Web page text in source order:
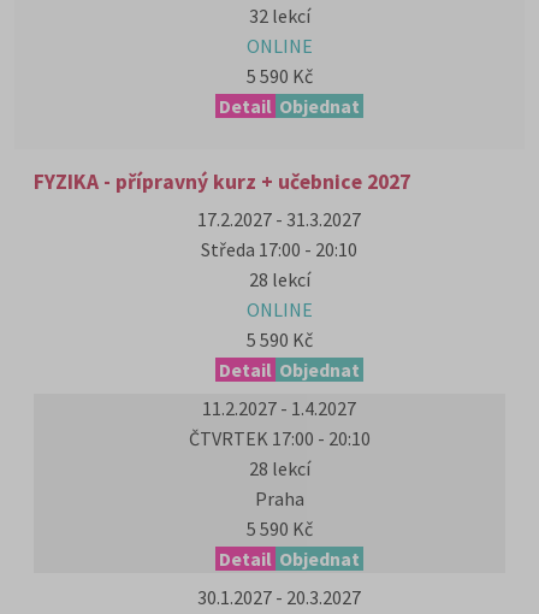
32 lekcí
ONLINE
5 590 Kč
Detail Objednat
FYZIKA - přípravný kurz + učebnice 2027
17.2.2027 - 31.3.2027
Středa 17:00 - 20:10
28 lekcí
ONLINE
5 590 Kč
Detail Objednat
11.2.2027 - 1.4.2027
ČTVRTEK 17:00 - 20:10
28 lekcí
Praha
5 590 Kč
Detail Objednat
30.1.2027 - 20.3.2027